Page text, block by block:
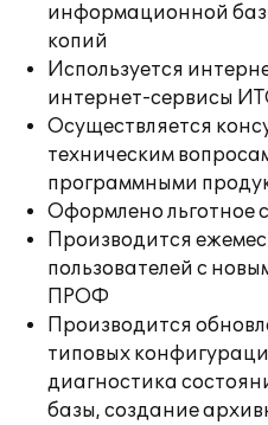
информационной
копий
Используется
интернет-сервисы
Осуществляется
техническим
программными
Оформлено льготное
Производится
пользователей с
ПРОФ
Производится
типовых
диагностика
базы, создание